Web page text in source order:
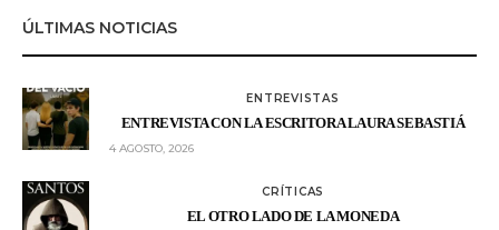
ÚLTIMAS NOTICIAS
ENTREVISTAS
ENTREVISTA CON LA ESCRITORA LAURA SEBASTIÁ
4 AGOSTO, 2026
CRÍTICAS
EL OTRO LADO DE LA MONEDA